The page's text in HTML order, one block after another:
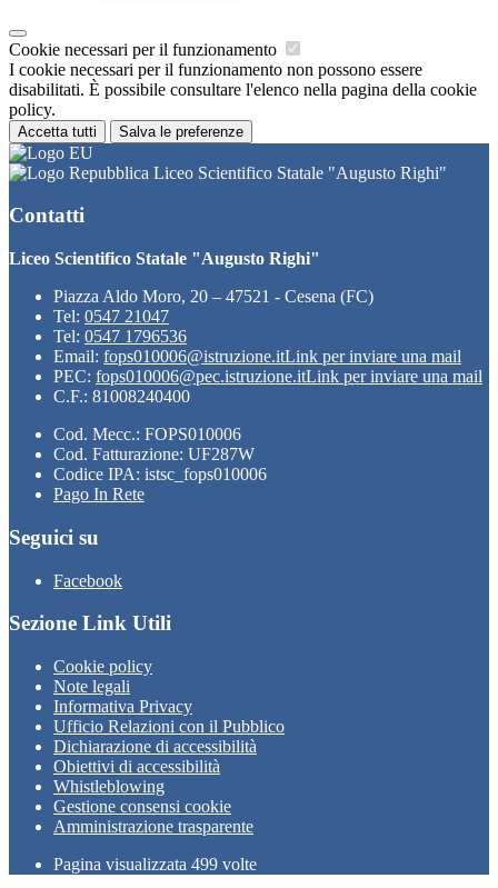
Cookie necessari per il funzionamento
I cookie necessari per il funzionamento non possono essere
disabilitati. È possibile consultare l'elenco nella pagina della cookie
policy.
Accetta tutti Salva le preferenze
Liceo Scientifico Statale "Augusto Righi"
Contatti
Liceo Scientifico Statale "Augusto Righi"
Piazza Aldo Moro, 20 – 47521 - Cesena (FC)
Tel: 0547 21047
Tel: 0547 1796536
Email: fops010006@istruzione.itLink per inviare una mail
PEC: fops010006@pec.istruzione.itLink per inviare una mail
C.F.: 81008240400
Cod. Mecc.: FOPS010006
Cod. Fatturazione: UF287W
Codice IPA: istsc_fops010006
Pago In Rete
Seguici su
Facebook
Sezione Link Utili
Cookie policy
Note legali
Informativa Privacy
Ufficio Relazioni con il Pubblico
Dichiarazione di accessibilità
Obiettivi di accessibilità
Whistleblowing
Gestione consensi cookie
Amministrazione trasparente
Pagina visualizzata 499 volte